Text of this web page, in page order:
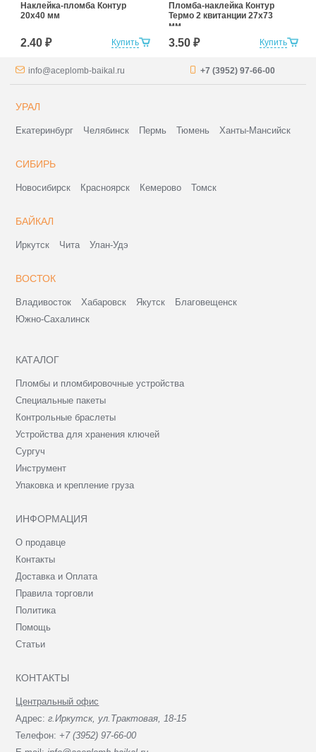
Купить
Наклейка-пломба Контур
20х40 мм
2.40 ₽ Купить
Пломба-наклейка Контур
Термо 2 квитанции 27х73
мм
3.50 ₽
info@aceplomb-baikal.ru +7 (3952) 97-66-00
УРАЛ
Екатеринбург Челябинск Пермь Тюмень Ханты-Мансийск
СИБИРЬ
Новосибирск Красноярск Кемерово Томск
БАЙКАЛ
Иркутск Чита Улан-Удэ
ВОСТОК
Владивосток Хабаровск Якутск
Благовещенск
Южно-Сахалинск
КАТАЛОГ
Пломбы и пломбировочные устройства
Специальные пакеты
Контрольные браслеты
Устройства для хранения ключей
Сургуч
Инструмент
Упаковка и крепление груза
ИНФОРМАЦИЯ
О продавце
Контакты
Доставка и Оплата
Правила торговли
Политика
Помощь
Статьи
КОНТАКТЫ
Центральный офис
Адрес:г.Иркутск, ул.Трактовая, 18-15
Телефон: +7 (3952) 97-66-00